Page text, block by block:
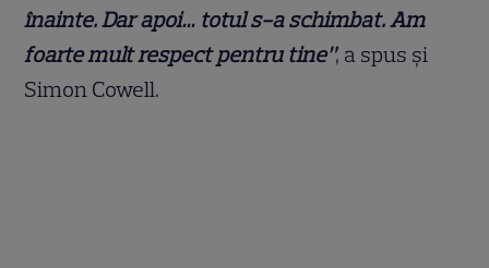
înainte. Dar apoi… totul s-a schimbat. Am
foarte mult respect pentru tine”, a spus și
Simon Cowell.